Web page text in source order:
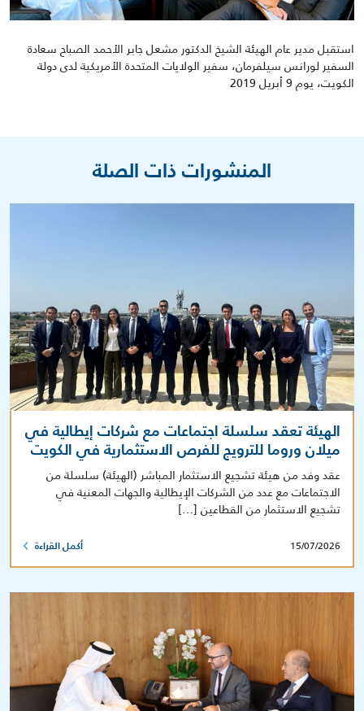
استقبل مدير عام الهيئة الشيخ الدكتور مشعل جابر الأحمد الصباح سعادة
السفير لورانس سيلفرمان، سفير الولايات المتحدة الأمريكية لدى دولة
الكويت، يوم 9 أبريل 2019
المنشورات ذات الصلة
الهيئة تعقد سلسلة اجتماعات مع شركات إيطالية في
ميلان وروما للترويج للفرص الاستثمارية في الكويت
عقد وفد من هيئة تشجيع الاستثمار المباشر (الهيئة) سلسلة من
الاجتماعات مع عدد من الشركات الإيطالية والجهات المعنية في
تشجيع الاستثمار من القطاعين […]
15/07/2026 أكمل القراءة